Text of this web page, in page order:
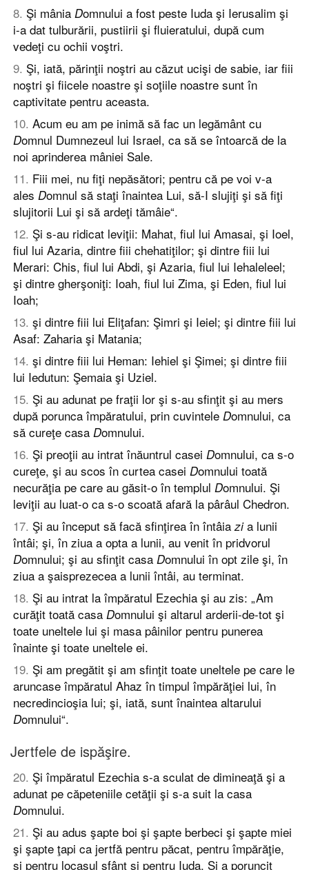
8. Şi mânia Domnului a fost peste Iuda şi Ierusalim şi
i-a dat tulburării, pustiirii şi fluieratului, după cum
vedeţi cu ochii voştri.
9. Şi, iată, părinţii noştri au căzut ucişi de sabie, iar fiii
noştri şi fiicele noastre şi soţiile noastre sunt în
captivitate pentru aceasta.
10. Acum eu am pe inimă să fac un legământ cu
Domnul Dumnezeul lui Israel, ca să se întoarcă de la
noi aprinderea mâniei Sale.
11. Fiii mei, nu fiţi nepăsători; pentru că pe voi v-a
ales Domnul să staţi înaintea Lui, să-I slujiţi şi să fiţi
slujitorii Lui şi să ardeţi tămâie“.
12. Şi s-au ridicat leviţii: Mahat, fiul lui Amasai, şi Ioel,
fiul lui Azaria, dintre fiii chehatiţilor; şi dintre fiii lui
Merari: Chis, fiul lui Abdi, şi Azaria, fiul lui Iehaleleel;
şi dintre gherşoniţi: Ioah, fiul lui Zima, şi Eden, fiul lui
Ioah;
13. şi dintre fiii lui Eliţafan: Şimri şi Ieiel; şi dintre fiii lui
Asaf: Zaharia şi Matania;
14. şi dintre fiii lui Heman: Iehiel şi Şimei; şi dintre fiii
lui Iedutun: Şemaia şi Uziel.
15. Şi au adunat pe fraţii lor şi s-au sfinţit şi au mers
după porunca împăratului, prin cuvintele Domnului, ca
să cureţe casa Domnului.
16. Şi preoţii au intrat înăuntrul casei Domnului, ca s-o
cureţe, şi au scos în curtea casei Domnului toată
necurăţia pe care au găsit-o în templul Domnului. Şi
leviţii au luat-o ca s-o scoată afară la pârâul Chedron.
17. Şi au început să facă sfinţirea în întâiazia lunii
întâi; şi, în ziua a opta a lunii, au venit în pridvorul
Domnului; şi au sfinţit casa Domnului în opt zile şi, în
ziua a şaisprezecea a lunii întâi, au terminat.
18. Şi au intrat la împăratul Ezechia şi au zis: „Am
curăţit toată casa Domnului şi altarul arderii-de-tot şi
toate uneltele lui şi masa pâinilor pentru punerea
înainte şi toate uneltele ei.
19. Şi am pregătit şi am sfinţit toate uneltele pe care le
aruncase împăratul Ahaz în timpul împărăţiei lui, în
necredincioşia lui; şi, iată, sunt înaintea altarului
Domnului“.
Jertfele de ispăşire.
20. Şi împăratul Ezechia s-a sculat de dimineaţă şi a
adunat pe căpeteniile cetăţii şi s-a suit la casa
Domnului.
21. Şi au adus şapte boi şi şapte berbeci şi şapte miei
şi şapte ţapi ca jertfă pentru păcat, pentru împărăţie,
şi pentru locaşul sfânt şi pentru Iuda. Şi a poruncit